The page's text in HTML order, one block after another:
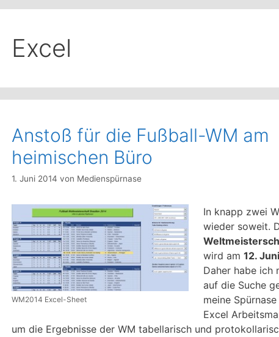
Excel
Anstoß für die Fußball-WM am
heimischen Büro
1. Juni 2014 von Medienspürnase
WM2014 Excel-Sheet
In knapp zwei
wieder soweit.
wird am 12. Juni
Daher habe ich
auf die Suche
meine
Excel
um die Ergebnisse der WM tabellarisch und